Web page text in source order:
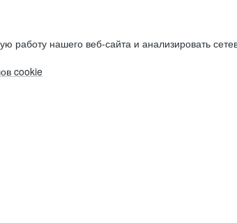
нашего веб-сайта и анализировать
cookie